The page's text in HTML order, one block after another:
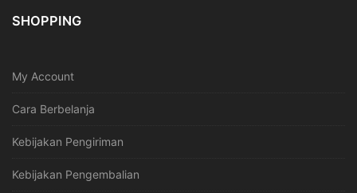
SHOPPING
My Account
Cara Berbelanja
Kebijakan Pengiriman
Kebijakan Pengembalian